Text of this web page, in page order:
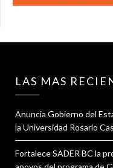
LAS MAS
Anuncia Gobierno del
la Universidad Rosario
Fortalece SADER BC la